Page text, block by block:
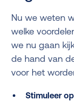
Nu we weten
welke
we nu gaan
de hand van
voor het
Stimuleer